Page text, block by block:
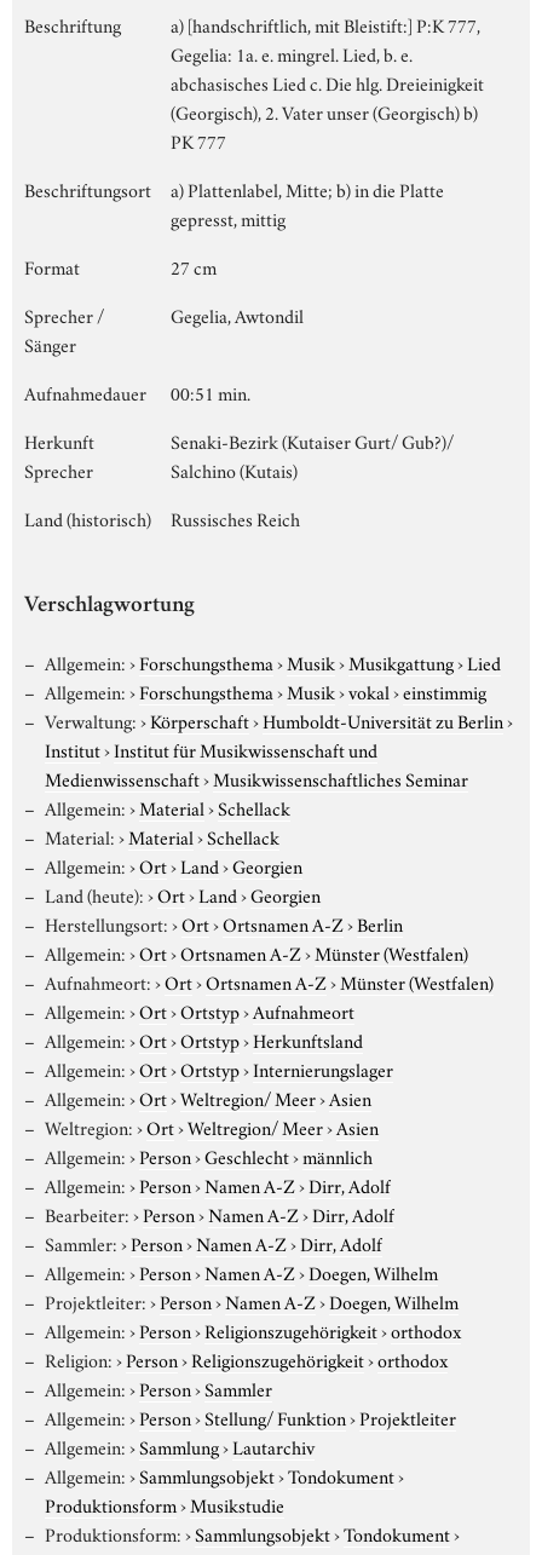
Beschriftung
a) [handschriftlich, mit Bleistift:] P:K 777,
Gegelia: 1a. e. mingrel. Lied, b. e.
abchasisches Lied c. Die hlg. Dreieinigkeit
(Georgisch), 2. Vater unser (Georgisch) b)
PK 777
Beschriftungsort
a) Plattenlabel, Mitte; b) in die Platte
gepresst, mittig
Format
27 cm
Sprecher /
Sänger
Gegelia, Awtondil
Aufnahmedauer
00:51 min.
Herkunft
Sprecher
Senaki-Bezirk (Kutaiser Gurt/ Gub?)/
Salchino (Kutais)
Land (historisch)
Russisches Reich
Verschlagwortung
Allgemein:›Forschungsthema›Musik›Musikgattung›Lied
Allgemein:›Forschungsthema›Musik›vokal›einstimmig
Verwaltung:›Körperschaft›Humboldt-Universität zu Berlin›
Institut›Institut für Musikwissenschaft und
Medienwissenschaft›Musikwissenschaftliches Seminar
Allgemein:›Material›Schellack
Material:›Material›Schellack
Allgemein:›Ort›Land›Georgien
Land (heute):›Ort›Land›Georgien
Herstellungsort:›Ort›Ortsnamen A-Z›Berlin
Allgemein:›Ort›Ortsnamen A-Z›Münster (Westfalen)
Aufnahmeort:›Ort›Ortsnamen A-Z›Münster (Westfalen)
Allgemein:›Ort›Ortstyp›Aufnahmeort
Allgemein:›Ort›Ortstyp›Herkunftsland
Allgemein:›Ort›Ortstyp›Internierungslager
Allgemein:›Ort›Weltregion/ Meer›Asien
Weltregion:›Ort›Weltregion/ Meer›Asien
Allgemein:›Person›Geschlecht›männlich
Allgemein:›Person›Namen A-Z›Dirr, Adolf
Bearbeiter:›Person›Namen A-Z›Dirr, Adolf
Sammler:›Person›Namen A-Z›Dirr, Adolf
Allgemein:›Person›Namen A-Z›Doegen, Wilhelm
Projektleiter:›Person›Namen A-Z›Doegen, Wilhelm
Allgemein:›Person›Religionszugehörigkeit›orthodox
Religion:›Person›Religionszugehörigkeit›orthodox
Allgemein:›Person›Sammler
Allgemein:›Person›Stellung/ Funktion›Projektleiter
Allgemein:›Sammlung›Lautarchiv
Allgemein:›Sammlungsobjekt›Tondokument›
Produktionsform›Musikstudie
Produktionsform:›Sammlungsobjekt›Tondokument›